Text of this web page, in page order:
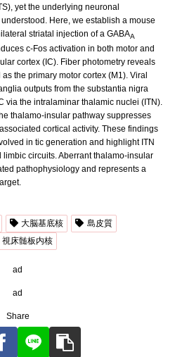
yet the underlying neuronal
Here, we establish a mouse
striatal injection of a GABAA
c-Fos activation in both motor and
cortex (IC). Fiber photometry reveals
the primary motor cortex (M1). Viral
outputs from the substantia nigra
via the intralaminar thalamic nuclei (ITN).
thalamo-insular pathway suppresses
cortical activity. These findings
in tic generation and highlight ITN
circuits. Aberrant thalamo-insular
pathophysiology and represents a
大脳基底核
島皮質
視床髄板内核
ad
ad
Share